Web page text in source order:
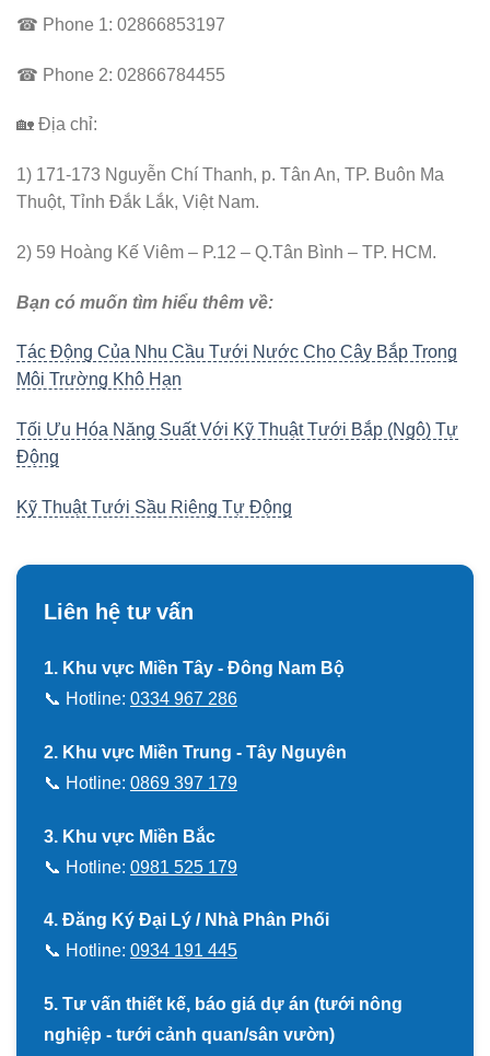
☎ Phone 1: 02866853197
☎ Phone 2: 02866784455
🏡 Địa chỉ:
1) 171-173 Nguyễn Chí Thanh, p. Tân An, TP. Buôn Ma
Thuột, Tỉnh Đắk Lắk, Việt Nam.
2) 59 Hoàng Kế Viêm – P.12 – Q.Tân Bình – TP. HCM.
Bạn có muốn tìm hiểu thêm về:
Tác Động Của Nhu Cầu Tưới Nước Cho Cây Bắp Trong
Môi Trường Khô Hạn
Tối Ưu Hóa Năng Suất Với Kỹ Thuật Tưới Bắp (Ngô) Tự
Động
Kỹ Thuật Tưới Sầu Riêng Tự Động
Liên hệ tư vấn
1. Khu vực Miền Tây - Đông Nam Bộ
📞 Hotline: 0334 967 286
2. Khu vực Miền Trung - Tây Nguyên
📞 Hotline: 0869 397 179
3. Khu vực Miền Bắc
📞 Hotline: 0981 525 179
4. Đăng Ký Đại Lý / Nhà Phân Phối
📞 Hotline: 0934 191 445
5. Tư vấn thiết kế, báo giá dự án (tưới nông
nghiệp - tưới cảnh quan/sân vườn)